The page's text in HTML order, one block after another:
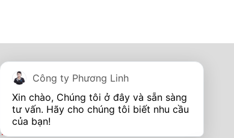
I'm online
0967 260 349
Showroom Tp Vinh - Nghệ An
I''m online
Hotline:
Công ty Phương Linh
Xin chào, Chúng tôi ở đây và sẵn sàng
tư vấn. Hãy cho chúng tôi biết nhu cầu